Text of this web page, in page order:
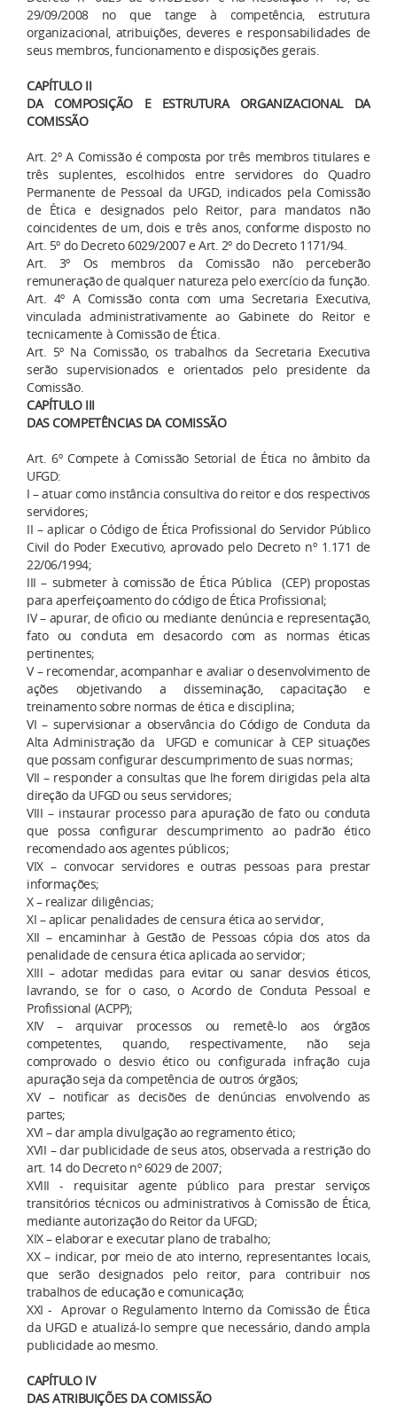
29/09/2008 no que tange à competência, estrutura
organizacional, atribuições, deveres e responsabilidades de
seus membros, funcionamento e disposições gerais.
CAPÍTULO II
DA COMPOSIÇÃO E ESTRUTURA ORGANIZACIONAL DA
COMISSÃO
Art. 2º A Comissão é composta por três membros titulares e
três suplentes, escolhidos entre servidores do Quadro
Permanente de Pessoal da UFGD, indicados pela Comissão
de Ética e designados pelo Reitor, para mandatos não
coincidentes de um, dois e três anos, conforme disposto no
Art. 5º do Decreto 6029/2007 e Art. 2º do Decreto 1171/94.
Art. 3º Os membros da Comissão não perceberão
remuneração de qualquer natureza pelo exercício da função.
Art. 4º A Comissão conta com uma Secretaria Executiva,
vinculada administrativamente ao Gabinete do Reitor e
tecnicamente à Comissão de Ética.
Art. 5º Na Comissão, os trabalhos da Secretaria Executiva
serão supervisionados e orientados pelo presidente da
Comissão.
CAPÍTULO III
DAS COMPETÊNCIAS DA COMISSÃO
Art. 6º Compete à Comissão Setorial de Ética no âmbito da
UFGD:
I – atuar como instância consultiva do reitor e dos respectivos
servidores;
II – aplicar o Código de Ética Profissional do Servidor Público
Civil do Poder Executivo, aprovado pelo Decreto nº 1.171 de
22/06/1994;
III – submeter à comissão de Ética Pública (CEP) propostas
para aperfeiçoamento do código de Ética Profissional;
IV – apurar, de oficio ou mediante denúncia e representação,
fato ou conduta em desacordo com as normas éticas
pertinentes;
V – recomendar, acompanhar e avaliar o desenvolvimento de
ações objetivando a disseminação, capacitação e
treinamento sobre normas de ética e disciplina;
VI – supervisionar a observância do Código de Conduta da
Alta Administração da UFGD e comunicar à CEP situações
que possam configurar descumprimento de suas normas;
VII – responder a consultas que lhe forem dirigidas pela alta
direção da UFGD ou seus servidores;
VIII – instaurar processo para apuração de fato ou conduta
que possa configurar descumprimento ao padrão ético
recomendado aos agentes públicos;
VIX – convocar servidores e outras pessoas para prestar
informações;
X – realizar diligências;
XI – aplicar penalidades de censura ética ao servidor,
XII – encaminhar à Gestão de Pessoas cópia dos atos da
penalidade de censura ética aplicada ao servidor;
XIII – adotar medidas para evitar ou sanar desvios éticos,
lavrando, se for o caso, o Acordo de Conduta Pessoal e
Profissional (ACPP);
XIV – arquivar processos ou remetê-lo aos órgãos
competentes, quando, respectivamente, não seja
comprovado o desvio ético ou configurada infração cuja
apuração seja da competência de outros órgãos;
XV – notificar as decisões de denúncias envolvendo as
partes;
XVI – dar ampla divulgação ao regramento ético;
XVII – dar publicidade de seus atos, observada a restrição do
art. 14 do Decreto nº 6029 de 2007;
XVIII - requisitar agente público para prestar serviços
transitórios técnicos ou administrativos à Comissão de Ética,
mediante autorização do Reitor da UFGD;
XIX – elaborar e executar plano de trabalho;
XX – indicar, por meio de ato interno, representantes locais,
que serão designados pelo reitor, para contribuir nos
trabalhos de educação e comunicação;
XXI - Aprovar o Regulamento Interno da Comissão de Ética
da UFGD e atualizá-lo sempre que necessário, dando ampla
publicidade ao mesmo.
CAPÍTULO IV
DAS ATRIBUIÇÕES DA COMISSÃO